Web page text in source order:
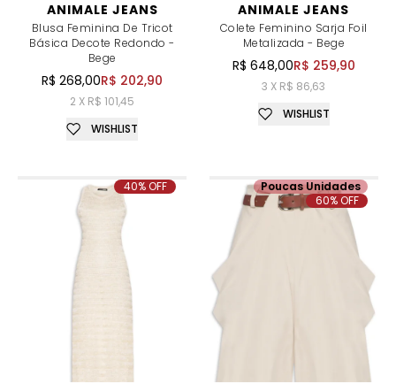
ANIMALE JEANS
Blusa Feminina De Tricot
Básica Decote Redondo -
Bege
R$ 268,00R$ 202,90
2 X R$ 101,45
WISHLIST
ANIMALE JEANS
Colete Feminino Sarja Foil
Metalizada - Bege
R$ 648,00R$ 259,90
3 X R$ 86,63
WISHLIST
40% OFF
Poucas Unidades
60% OFF